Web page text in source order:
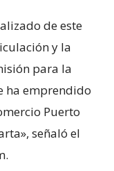
de este
y la
para la
ha emprendido
Puerto
señaló el